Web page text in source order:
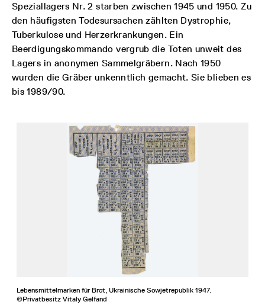
Speziallagers Nr. 2 starben zwischen 1945 und 1950. Zu
den häufigsten Todesursachen zählten Dystrophie,
Tuberkulose und Herzerkrankungen. Ein
Beerdigungskommando vergrub die Toten unweit des
Lagers in anonymen Sammelgräbern. Nach 1950
wurden die Gräber unkenntlich gemacht. Sie blieben es
bis 1989/90.
Lebensmittelmarken für Brot, Ukrainische Sowjetrepublik 1947.
©Privatbesitz Vitaly Gelfand